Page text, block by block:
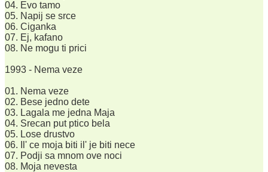
04. Evo tamo
05. Napij se srce
06. Ciganka
07. Ej, kafano
08. Ne mogu ti prici
1993 - Nema veze
01. Nema veze
02. Bese jedno dete
03. Lagala me jedna Maja
04. Srecan put ptico bela
05. Lose drustvo
06. Il' ce moja biti il' je biti nece
07. Podji sa mnom ove noci
08. Moja nevesta